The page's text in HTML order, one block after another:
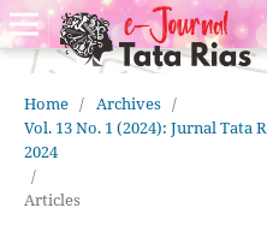
Home / Archives /
Vol. 13 No. 1 (2024): Jurnal Tata
2024
/
Articles